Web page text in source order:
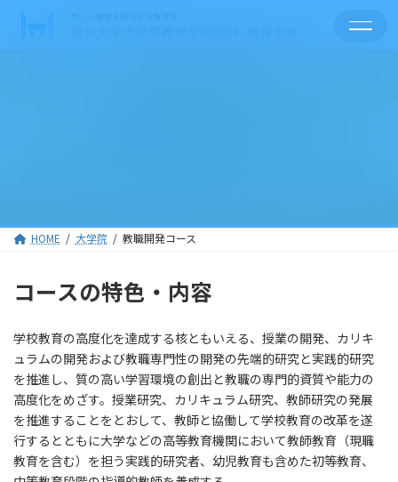
HOME 大学院 教職開発コース
コースの特色・内容
学校教育の高度化を達成する核ともいえる、授業の開発、カリキ
ュラムの開発および教職専門性の開発の先端的研究と実践的研究
を推進し、質の高い学習環境の創出と教職の専門的資質や能力の
高度化をめざす。授業研究、カリキュラム研究、教師研究の発展
を推進することをとおして、教師と協働して学校教育の改革を遂
行するとともに大学などの高等教育機関において教師教育（現職
教育を含む）を担う実践的研究者、幼児教育も含めた初等教育、